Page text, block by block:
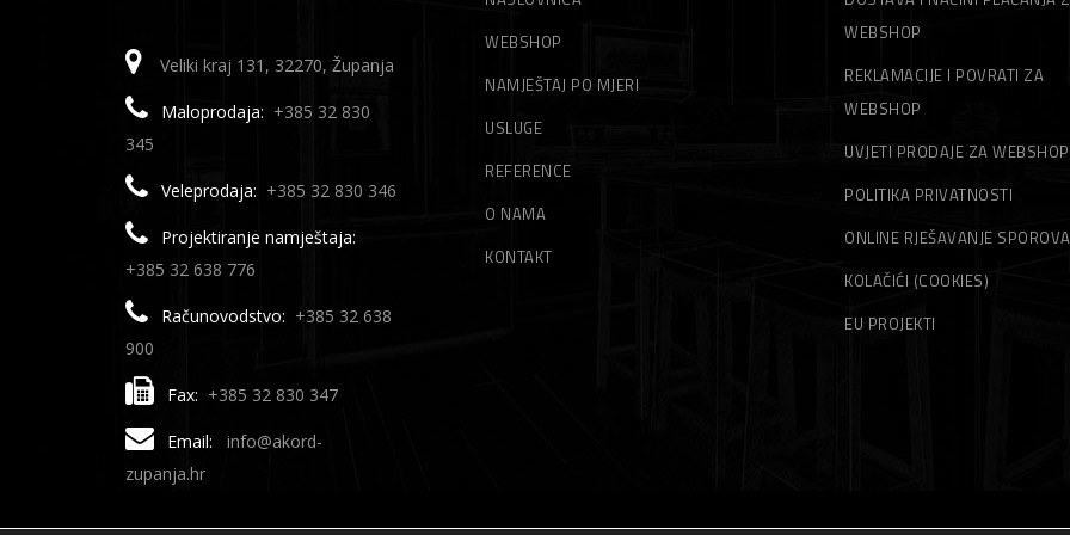
Veliki kraj 131, 32270, Županja
Maloprodaja: +385 32 830
345
Veleprodaja: +385 32 830 346
Projektiranje namještaja:
+385 32 638 776
Računovodstvo: +385 32 638
900
Fax: +385 32 830 347
Email:
info@akord-
zupanja.hr
WEBSHOP
NAMJEŠTAJ PO MJERI
USLUGE
REFERENCE
O NAMA
KONTAKT
WEBSHOP
REKLAMACIJE I POVRATI ZA
WEBSHOP
UVJETI PRODAJE ZA WEBSHOP
POLITIKA PRIVATNOSTI
ONLINE RJEŠAVANJE SPOROVA
KOLAČIĆI (COOKIES)
EU PROJEKTI